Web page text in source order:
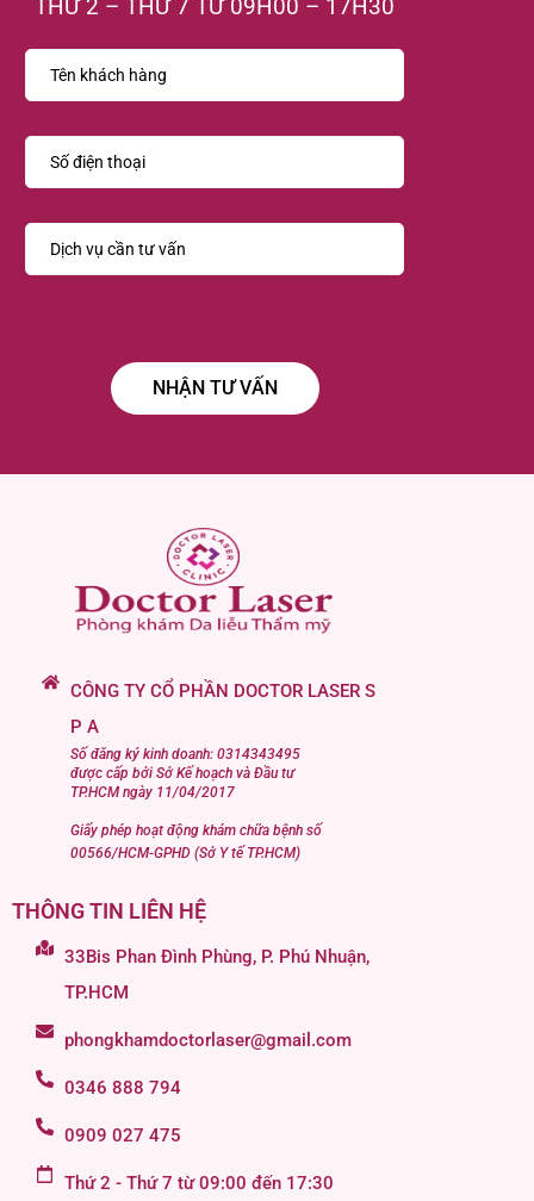
THỨ 2 – THỨ 7 TỪ 09H00 – 17H30
CÔNG TY CỔ PHẦN DOCTOR LASER S
P A
Số đăng ký kinh doanh: 0314343495
được cấp bởi Sở Kế hoạch và Đầu tư
TP.HCM ngày 11/04/2017
Giấy phép hoạt động khám chữa bệnh số
00566/HCM-GPHD (Sở Y tế TP.HCM)
THÔNG TIN LIÊN HỆ
33Bis Phan Đình Phùng, P. Phú Nhuận,
TP.HCM
phongkhamdoctorlaser@gmail.com
0346 888 794
0909 027 475
Thứ 2 - Thứ 7 từ 09:00 đến 17:30